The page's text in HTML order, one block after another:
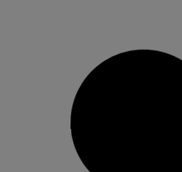
celebració d’aquesta